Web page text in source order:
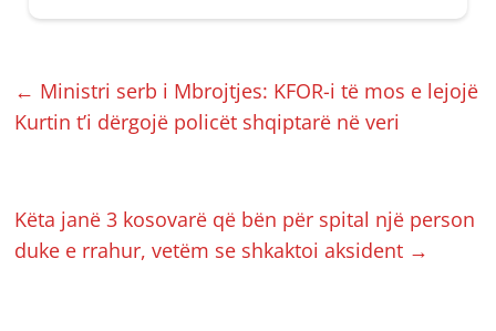
← Ministri serb i Mbrojtjes: KFOR-i të mos e lejojë
Kurtin t’i dërgojë policët shqiptarë në veri
Këta janë 3 kosovarë që bën për spital një person
duke e rrahur, vetëm se shkaktoi aksident →